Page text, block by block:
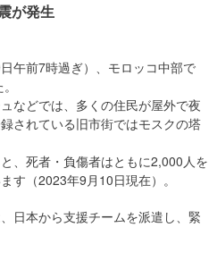
が発生
午前7時過ぎ）、モロッコ中部で
などでは、多くの住民が屋外で夜
されている旧市街ではモスクの塔
、死者・負傷者はともに2,000人を
す（2023年9月10日現在）。
日本から支援チームを派遣し、緊